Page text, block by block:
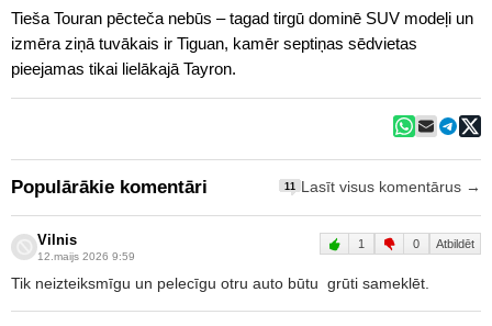
Tieša Touran pēcteča nebūs – tagad tirgū dominē SUV modeļi un
izmēra ziņā tuvākais ir Tiguan, kamēr septiņas sēdvietas
pieejamas tikai lielākajā Tayron.
Populārākie komentāri 11 Lasīt visus komentārus →
Vilnis
12.maijs 2026 9:59
1 0 Atbildēt
Tik neizteiksmīgu un pelecīgu otru auto būtu grūti sameklēt.